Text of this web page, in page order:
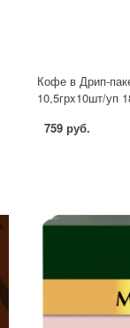
Кофе в Дрип-
10,5грx10шт/уп
759 руб.